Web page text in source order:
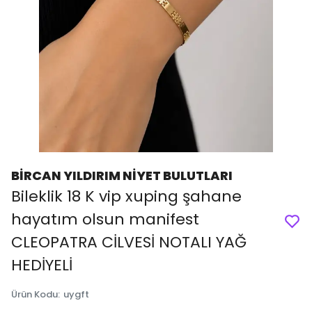
BİRCAN YILDIRIM NİYET BULUTLARI
Bileklik 18 K vip xuping şahane
hayatım olsun manifest
CLEOPATRA CİLVESİ NOTALI YAĞ
HEDİYELİ
Ürün Kodu: uygft